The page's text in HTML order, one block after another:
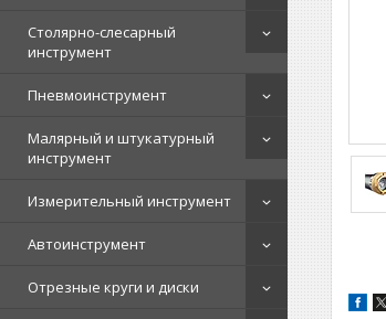
Столярно-слесарный
инструмент
Пневмоинструмент
Малярный и штукатурный
инструмент
Измерительный инструмент
Автоинструмент
Отрезные круги и диски